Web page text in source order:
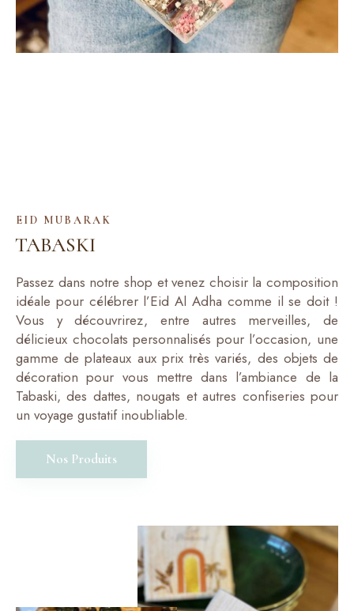
EID MUBARAK
TABASKI
Passez dans notre shop et venez choisir la composition
idéale pour célébrer l’Eid Al Adha comme il se doit !
Vous y découvrirez, entre autres merveilles, de
délicieux chocolats personnalisés pour l’occasion, une
gamme de plateaux aux prix très variés, des objets de
décoration pour vous mettre dans l’ambiance de la
Tabaski, des dattes, nougats et autres confiseries pour
un voyage gustatif inoubliable.
Nos Produits